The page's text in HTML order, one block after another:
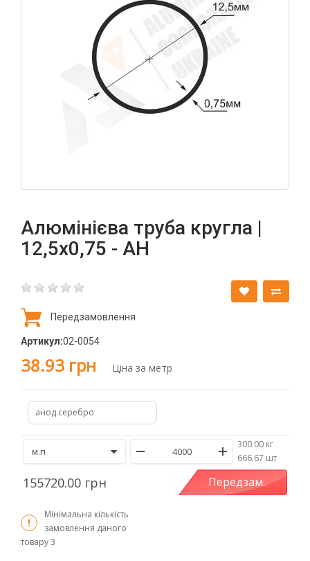
Алюмінієва труба кругла |
12,5х0,75 - АН
Передзамовлення
Артикул:02-0054
38.93 грн Ціна за метр
анод.серебро
300.00 кг
/666.67 шт
155720.00 грн Передзам.
Мінімальна кількість
замовлення даного
товару3